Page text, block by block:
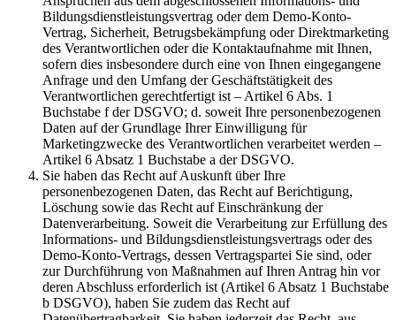
Bildungsdienstleistungsvertrag oder dem Demo-Konto-
Vertrag, Sicherheit, Betrugsbekämpfung oder Direktmarketing
des Verantwortlichen oder die Kontaktaufnahme mit Ihnen,
sofern dies insbesondere durch eine von Ihnen eingegangene
Anfrage und den Umfang der Geschäftstätigkeit des
Verantwortlichen gerechtfertigt ist – Artikel 6 Abs. 1
Buchstabe f der DSGVO; d. soweit Ihre personenbezogenen
Daten auf der Grundlage Ihrer Einwilligung für
Marketingzwecke des Verantwortlichen verarbeitet werden –
Artikel 6 Absatz 1 Buchstabe a der DSGVO.
Sie haben das Recht auf Auskunft über Ihre
personenbezogenen Daten, das Recht auf Berichtigung,
Löschung sowie das Recht auf Einschränkung der
Datenverarbeitung. Soweit die Verarbeitung zur Erfüllung des
Informations- und Bildungsdienstleistungsvertrags oder des
Demo-Konto-Vertrags, dessen Vertragspartei Sie sind, oder
zur Durchführung von Maßnahmen auf Ihren Antrag hin vor
deren Abschluss erforderlich ist (Artikel 6 Absatz 1 Buchstabe
b DSGVO), haben Sie zudem das Recht auf